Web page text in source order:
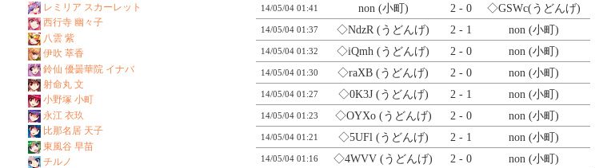
14/05/04 01:41 non (小町) 2 - 0 ◇GSWc(うどんげ)
14/05/04 01:37 ◇NdzR(うどんげ) 2 - 1 non (小町)
14/05/04 01:32 ◇iQmh (うどんげ) 2 - 0 non (小町)
14/05/04 01:30 ◇raXB (うどんげ) 2 - 0 non (小町)
14/05/04 01:27 ◇0K3J(うどんげ) 2 - 1 non (小町)
14/05/04 01:23 ◇OYXo(うどんげ) 2 - 0 non (小町)
14/05/04 01:21 ◇5UFl(うどんげ) 2 - 1 non (小町)
14/05/04 01:16 ◇4WVV (うどんげ) 2 - 0 non (小町)
レミリア スカーレット
西行寺 幽々子
八雲 紫
伊吹 萃香
鈴仙 優曇華院 イナバ
射命丸 文
小野塚 小町
永江 衣玖
比那名居 天子
東風谷 早苗
チルノ